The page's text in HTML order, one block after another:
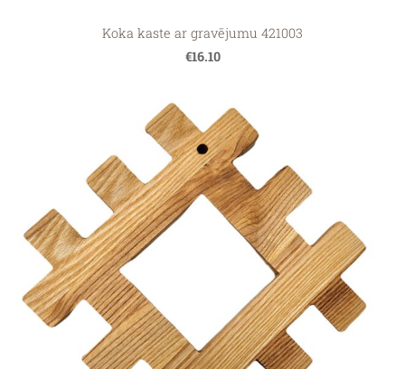
Koka kaste ar gravējumu 421003
€16.10